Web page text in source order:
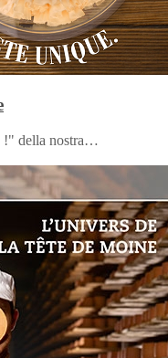
!" della nostra…